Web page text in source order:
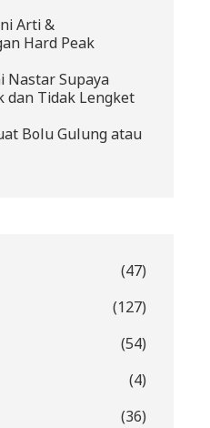
Arti &
Hard Peak
Nastar Supaya
dan Tidak Lengket
Bolu Gulung atau
(47)
(127)
(54)
(4)
(36)